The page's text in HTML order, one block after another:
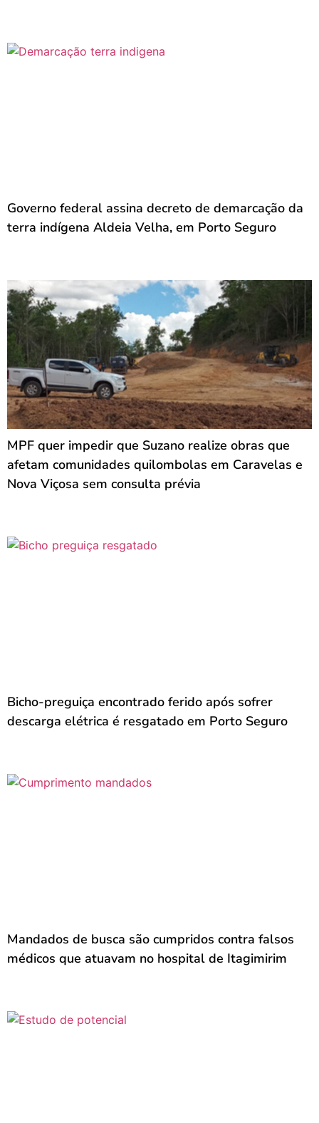
Governo federal assina decreto de demarcação da
terra indígena Aldeia Velha, em Porto Seguro
MPF quer impedir que Suzano realize obras que
afetam comunidades quilombolas em Caravelas e
Nova Viçosa sem consulta prévia
Bicho-preguiça encontrado ferido após sofrer
descarga elétrica é resgatado em Porto Seguro
Mandados de busca são cumpridos contra falsos
médicos que atuavam no hospital de Itagimirim